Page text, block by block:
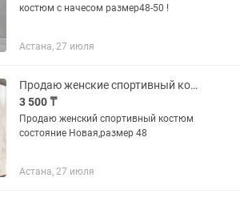
костюм с начесом размер48-50 !
Астана, 27 июля
Продаю женские спортивный костюм
3 500 ₸
Продаю женский спортивный костюм
состояние Новая,размер 48
Астана, 27 июля